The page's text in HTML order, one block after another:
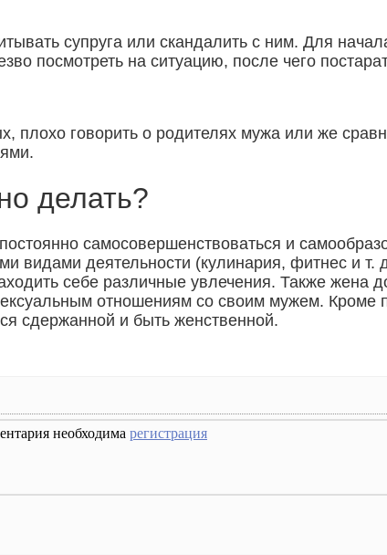
супруга или скандалить с ним. Для
посмотреть на ситуацию, после чего
плохо говорить о родителях мужа или же
делать?
самосовершенствоваться и
видами деятельности (кулинария, фитнес и
себе различные увлечения. Также жена
отношениям со своим мужем. Кроме
сдержанной и быть женственной.
необходима регистрация